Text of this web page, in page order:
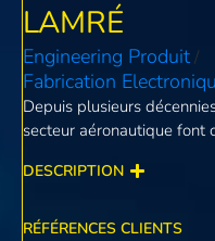
LAMRÉ
Engineering Produit/
Fabrication
Depuis plusieurs
secteur aéronautique font
DESCRIPTION
RÉFÉRENCES CLIENTS